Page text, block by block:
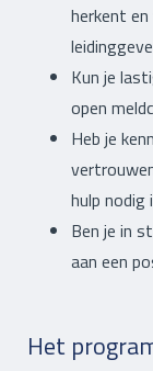
herkent
Kun je
open
Heb je
hulp nodig
Ben je in
aan een
Het